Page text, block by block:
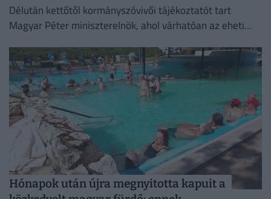
Délután kettőtől kormányszóvivői tájékoztatót tart
Magyar Péter miniszterelnök, ahol várhatóan az eheti
kerül a fókuszba.
Hónapok után újra megnyitotta kapuit a